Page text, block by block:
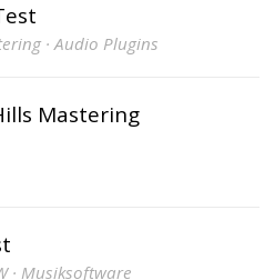
· Audio Plugins
Mastering
· Musiksoftware